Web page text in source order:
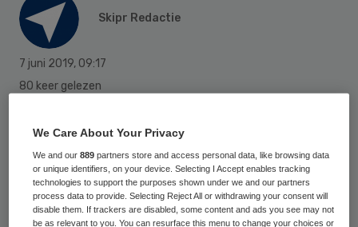
Skipr Redactie
7 juni 2019, 09:17
80 keer gelezen
De SEH en IC van het Martini Ziekenhuis en
Ambulancezorg Groningen gaan
verpleegkundig personeel delen. Er komt
een gezamenlijke pool van medewerkers die
We Care About Your Privacy
We and our889 partners store and access personal data, like browsing data
or unique identifiers, on your device. Selecting I Accept enables tracking
technologies to support the purposes shown under we and our partners
process data to provide. Selecting Reject All or withdrawing your consent will
disable them. If trackers are disabled, some content and ads you see may not
be as relevant to you. You can resurface this menu to change your choices or